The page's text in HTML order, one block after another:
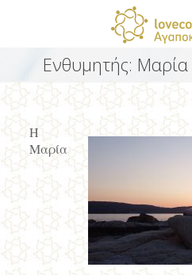
Ενθυμητής: Μαρία
Η
Μαρία